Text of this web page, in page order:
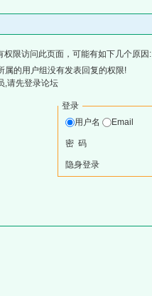
权限访问此页面，可能有如下几个原因:
属的用户组没有发表回复的权限!
,请先登录论坛
登录
用户名
Email
密 码
隐身登录